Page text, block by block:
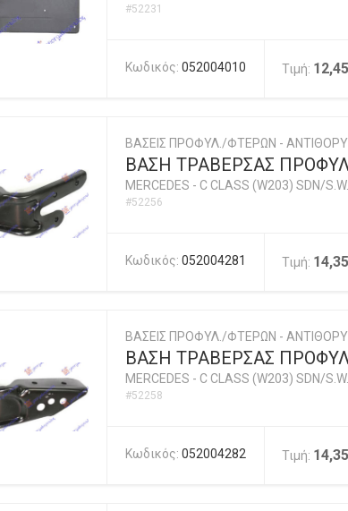
#52231
Κωδικός: 052004010 Τιμή:
ΒΑΣΕΙΣ ΠΡΟΦΥΛ./ΦΤΕΡΩΝ -
ΒΑΣΗ ΤΡΑΒΕΡΣΑΣ
MERCEDES - C CLASS (W203) SDN/
#52256
Κωδικός: 052004281 Τιμή:
ΒΑΣΕΙΣ ΠΡΟΦΥΛ./ΦΤΕΡΩΝ -
ΒΑΣΗ ΤΡΑΒΕΡΣΑΣ
MERCEDES - C CLASS (W203) SDN/
#52258
Κωδικός: 052004282 Τιμή: